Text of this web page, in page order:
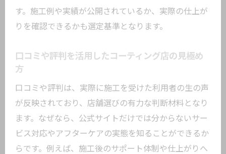
す。施工例や実績が公開されているか、実際の仕上が
りを確認できるかも選定基準となります。
口コミや評判を活用したコーティング店の見極め
方
口コミや評判は、実際に施工を受けた利用者の生の声
が反映されており、店舗選びの有力な判断材料となり
ます。なぜなら、公式サイトだけでは分からないサー
ビス対応やアフターケアの実態を知ることができるか
らです。例えば、施工後のサポート体制や仕上がりへ